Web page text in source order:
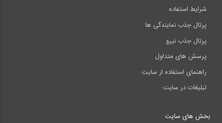
شرایط استفاده
پرتال جذب نمایندگی ها
پرتال جذب نیرو
پرسش های متداول
راهنمای استفاده از سایت
تبلیغات در سایت
بخش های سایت